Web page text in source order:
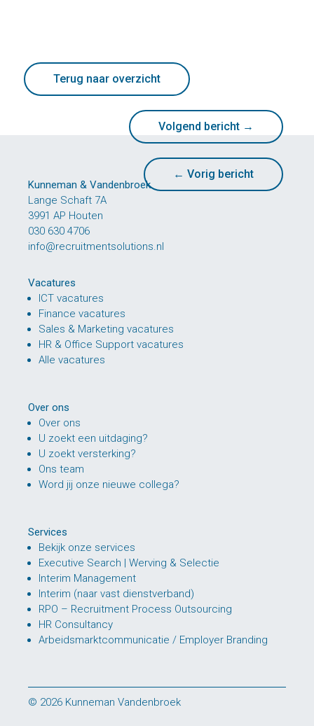
Terug naar overzicht
Volgend bericht →
← Vorig bericht
Kunneman & Vandenbroek
Lange Schaft 7A
3991 AP Houten
030 630 4706
info@recruitmentsolutions.nl
Vacatures
ICT vacatures
Finance vacatures
Sales & Marketing vacatures
HR & Office Support vacatures
Alle vacatures
Over ons
Over ons
U zoekt een uitdaging?
U zoekt versterking?
Ons team
Word jij onze nieuwe collega?
Services
Bekijk onze services
Executive Search | Werving & Selectie
Interim Management
Interim (naar vast dienstverband)
RPO – Recruitment Process Outsourcing
HR Consultancy
Arbeidsmarktcommunicatie / Employer Branding
© 2026 Kunneman Vandenbroek